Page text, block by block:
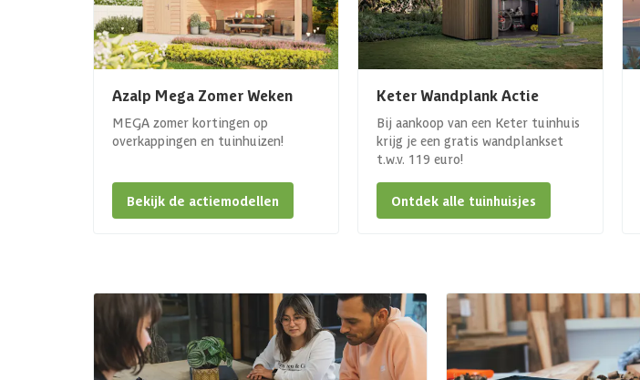
Azalp Mega Zomer Weken
MEGA zomer kortingen op
overkappingen en tuinhuizen!
Bekijk de actiemodellen
Keter Wandplank Actie
Bij aankoop van een Keter tuinhuis
krijg je een gratis wandplankset
t.w.v. 119 euro!
Ontdek alle tuinhuisjes